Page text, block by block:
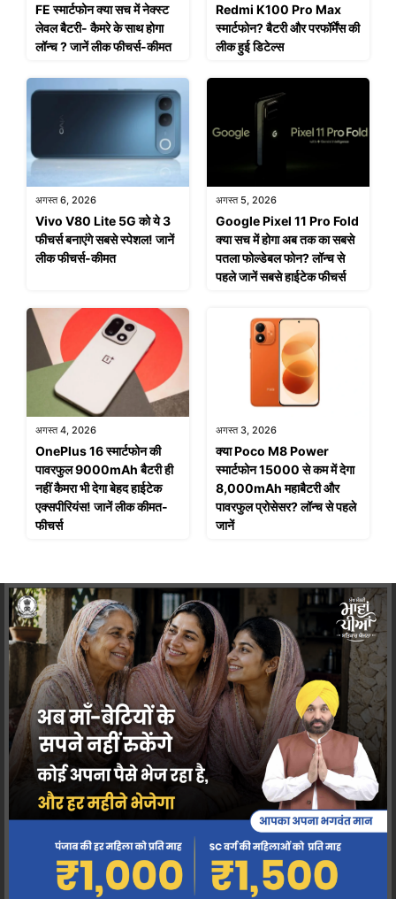
FE स्मार्टफोन क्या सच में नेक्स्ट
लेवल बैटरी- कैमरे के साथ होगा
लॉन्च ? जानें लीक फीचर्स-कीमत
Redmi K100 Pro Max
स्मार्टफोन? बैटरी और परफॉर्मेंस की
लीक हुई डिटेल्स
अगस्त 6, 2026
Vivo V80 Lite 5G को ये 3
फीचर्स बनाएंगे सबसे स्पेशल! जानें
लीक फीचर्स-कीमत
अगस्त 5, 2026
Google Pixel 11 Pro Fold
क्या सच में होगा अब तक का सबसे
पतला फोल्डेबल फोन? लॉन्च से
पहले जानें सबसे हाईटेक फीचर्स
अगस्त 4, 2026
OnePlus 16 स्मार्टफोन की
पावरफुल 9000mAh बैटरी ही
नहीं कैमरा भी देगा बेहद हाईटेक
एक्सपीरियंस! जानें लीक कीमत-
फीचर्स
अगस्त 3, 2026
क्या Poco M8 Power
स्मार्टफोन 15000 से कम में देगा
8,000mAh महाबैटरी और
पावरफुल प्रोसेसर? लॉन्च से पहले
जानें